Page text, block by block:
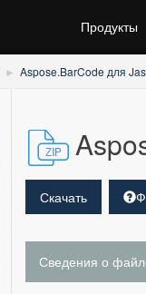
Продукты
Aspose.BarCode для
Скачать
Сведения о